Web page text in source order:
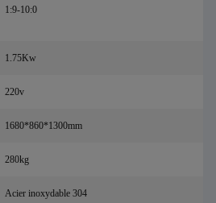
1:9-10:0
1.75Kw
220v
1680*860*1300mm
280kg
Acier inoxydable 304